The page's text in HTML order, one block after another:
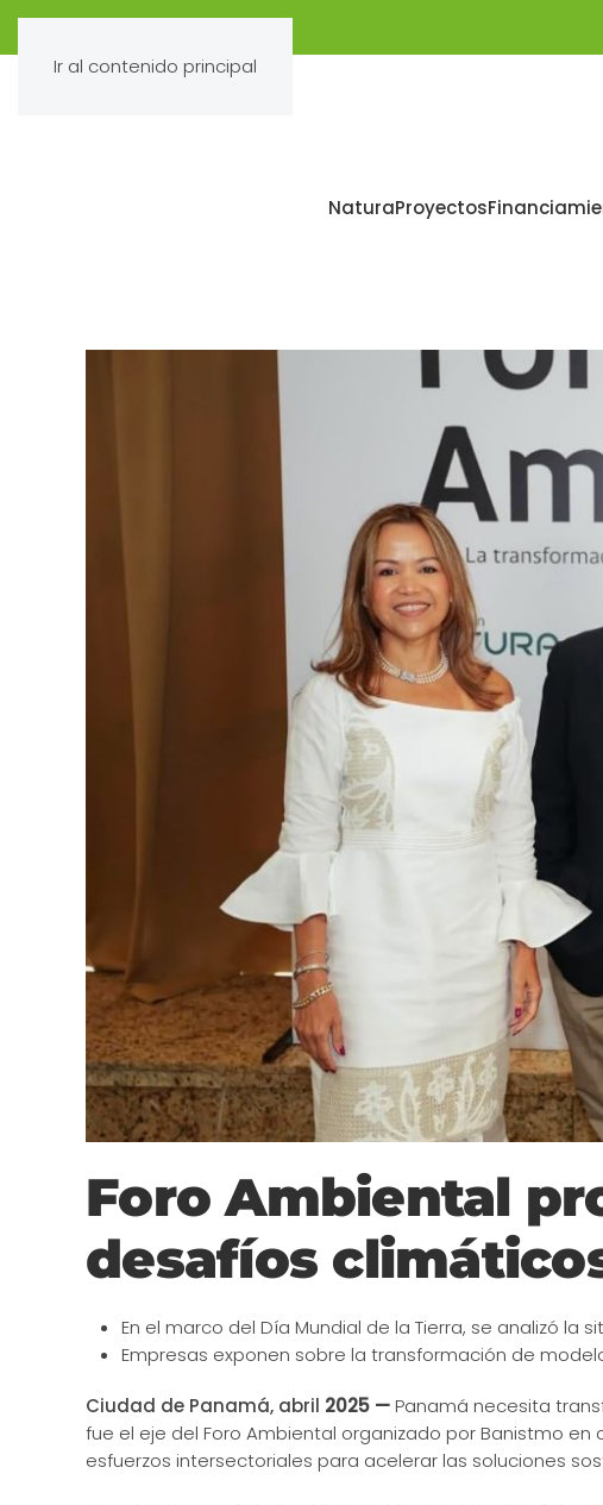
Ir al contenido principal
NaturaProyectos
Foro Ambiental
desafíos
En el marco del Día Mundial de la Tierra, se analizó
Empresas exponen sobre la transformación de
Ciudad de Panamá, abril 2025 —Panamá necesita
fue el eje del Foro Ambiental organizado por Banistmo
esfuerzos intersectoriales para acelerar las soluciones